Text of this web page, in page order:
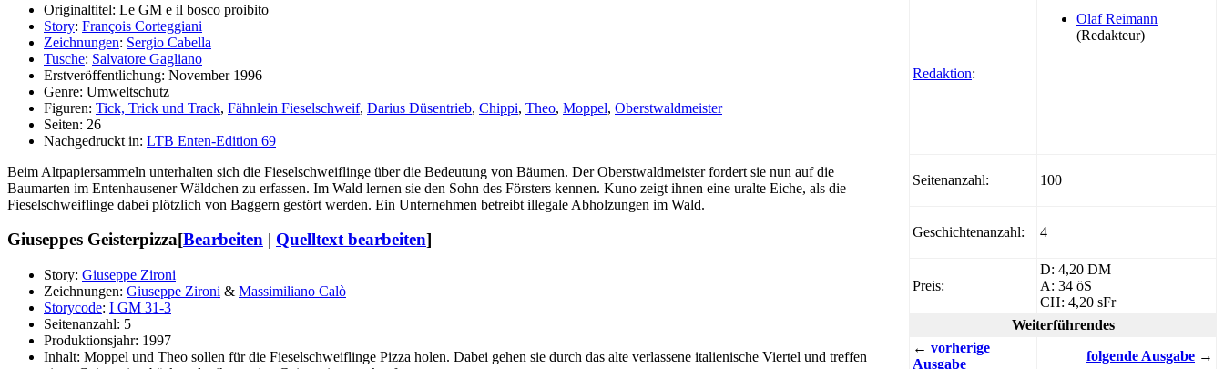
Redaktion:
Olaf Reimann
(Redakteur)
Seitenanzahl: 100
Geschichtenanzahl: 4
Preis:
D: 4,20 DM
A: 34 öS
CH: 4,20 sFr
Weiterführendes
← vorherige
Ausgabe
folgende Ausgabe →
Originaltitel: Le GM e il bosco proibito
Story: François Corteggiani
Zeichnungen: Sergio Cabella
Tusche: Salvatore Gagliano
Erstveröffentlichung: November 1996
Genre: Umweltschutz
Figuren: Tick, Trick und Track, Fähnlein Fieselschweif, Darius Düsentrieb, Chippi, Theo, Moppel, Oberstwaldmeister
Seiten: 26
Nachgedruckt in: LTB Enten-Edition 69
Beim Altpapiersammeln unterhalten sich die Fieselschweiflinge über die Bedeutung von Bäumen. Der Oberstwaldmeister fordert sie nun auf die
Baumarten im Entenhausener Wäldchen zu erfassen. Im Wald lernen sie den Sohn des Försters kennen. Kuno zeigt ihnen eine uralte Eiche, als die
Fieselschweiflinge dabei plötzlich von Baggern gestört werden. Ein Unternehmen betreibt illegale Abholzungen im Wald.
Giuseppes Geisterpizza[Bearbeiten | Quelltext bearbeiten]
Story: Giuseppe Zironi
Zeichnungen: Giuseppe Zironi & Massimiliano Calò
Storycode: I GM 31-3
Seitenanzahl: 5
Produktionsjahr: 1997
Inhalt: Moppel und Theo sollen für die Fieselschweiflinge Pizza holen. Dabei gehen sie durch das alte verlassene italienische Viertel und treffen